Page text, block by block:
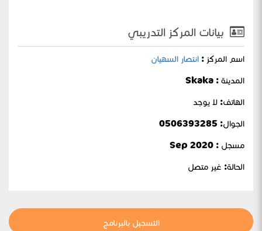
بيانات المركز التدريبي
اسم المركز : انتصار السهيان
المدينة : Skaka
الهاتف: لا يوجد
الجوال:
مسجل : Sep 2020
الحالة: غير متصل
التسجيل بالبرنامج